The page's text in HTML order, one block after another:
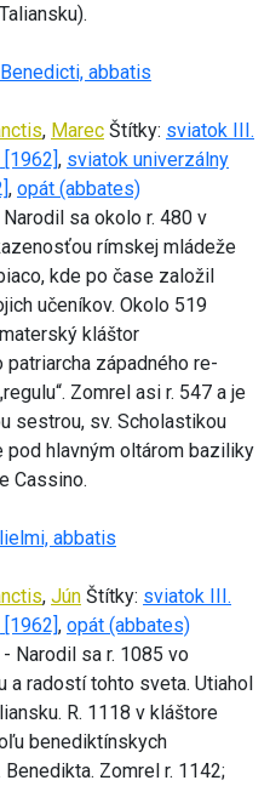
abbatis
, Marec Štítky: sviatok III.
, sviatok univerzálny
, opát (abbates)
sa okolo r. 480 v
rímskej mládeže
kde po čase založil
učeníkov. Okolo 519
kláštor
západného re-
Zomrel asi r. 547 a je
sestrou, sv. Scholastikou
pod hlavným oltárom baziliky
Cassino.
abbatis
, Jún Štítky: sviatok III.
, opát (abbates)
Narodil sa r. 1085 vo
a radostí tohto sveta. Utiahol
R. 1118 v kláštore
benediktínskych
Zomrel r. 1142;